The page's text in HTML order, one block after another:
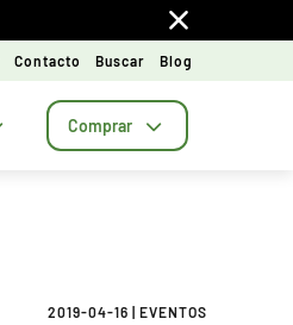
Contacto Buscar Blog
Comprar
2019-04-16 EVENTOS